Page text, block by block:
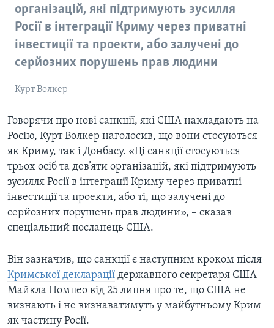
організацій, які підтримують зусилля
Росії в інтеграції Криму через приватні
інвестиції та проекти, або залучені до
серйозних порушень прав людини
Курт Волкер
Говорячи про нові санкції, які США накладають на
Росію, Курт Волкер наголосив, що вони стосуються
як Криму, так і Донбасу. «Ці санкції стосуються
трьох осіб та дев’яти організацій, які підтримують
зусилля Росії в інтеграції Криму через приватні
інвестиції та проекти, або ті, що залучені до
серйозних порушень прав людини», – сказав
спеціальний посланець США.
Він зазначив, що санкції є наступним кроком після
Кримської декларації державного секретаря США
Майкла Помпео від 25 липня про те, що США не
визнають і не визнаватимуть у майбутньому Крим
як частину Росії.